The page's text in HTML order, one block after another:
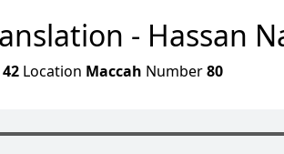
- Hassan
42 Location Maccah Number80